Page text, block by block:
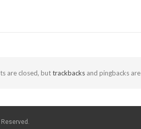
are closed, buttrackbacks and pingbacks